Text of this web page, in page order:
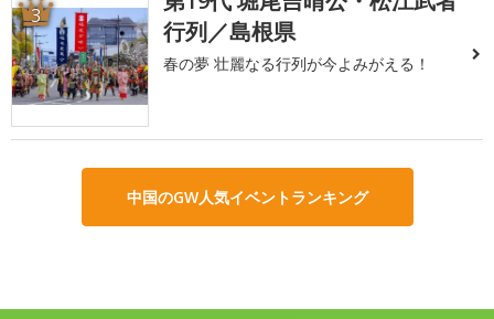
3
行列／島根県
春の夢 壮麗なる行列が今よみがえる！
中国のGW人気イベントランキング